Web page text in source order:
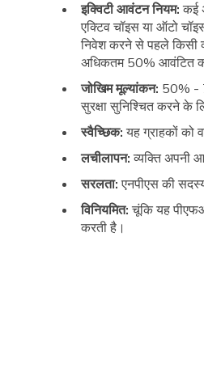
इक्विटी आवंटन नियम:कई
एक्टिव चॉइस या ऑटो
निवेश करने से पहले किसी
अधिकतम 50% आवंटित
जोखिम मूल्यांकन: 50% -
सुरक्षा सुनिश्चित करने के
स्वैच्छिक:यह ग्राहकों को
लचीलापन: व्यक्ति अपनी
सरलता:एनपीएस की
विनियमित: चूंकि यह
करती है।